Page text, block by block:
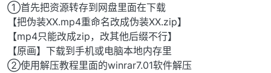
①首先把资源转存到网盘里面在下载
【把伪装XX.mp4重命名改成伪装XX.zip】
【mp4只能改成zip，改其他后缀不行】
【原画】下载到手机或电脑本地内存里
②使用解压教程里面的winrar7.01软件解压